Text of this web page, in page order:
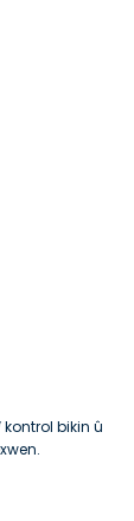
kontrol bikin û